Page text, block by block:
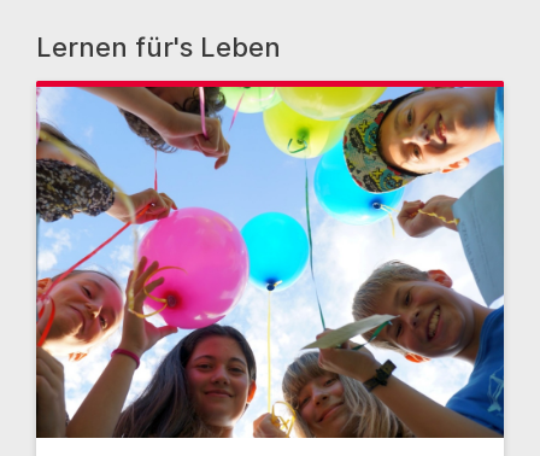
Lernen für's Leben